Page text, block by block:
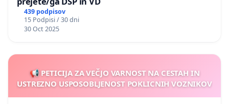
439 podpisov
15 Podpisi / 30 dni
30 Oct 2025
📢 PETICIJA ZA VEČJO VARNOST NA CESTAH IN
USTREZNO USPOSOBLJENOST POKLICNIH VOZNIKOV